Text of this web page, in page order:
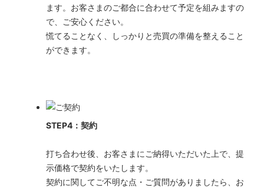
ます。お客さまのご都合に合わせて予定を組みますの
で、ご安心ください。
慌てることなく、しっかりと売買の準備を整えること
ができます。
STEP4：契約
打ち合わせ後、お客さまにご納得いただいた上で、提
示価格で契約をいたします。
契約に関してご不明な点・ご質問がありましたら、お